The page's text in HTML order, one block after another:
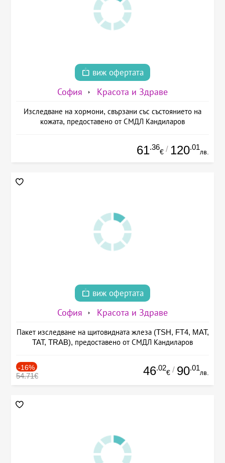
виж офертата
София Красота и Здраве
Изследване на хормони, свързани със състоянието на
кожата, предоставено от СМДЛ Кандиларов
61.36
€ / 120.01
лв.
виж офертата
София Красота и Здраве
Пакет изследване на щитовидната жлеза (TSH, FT4, MAT,
TAT, TRAB), предоставено от СМДЛ Кандиларов
-16%
54.71€ 46.02
€ / 90.01
лв.